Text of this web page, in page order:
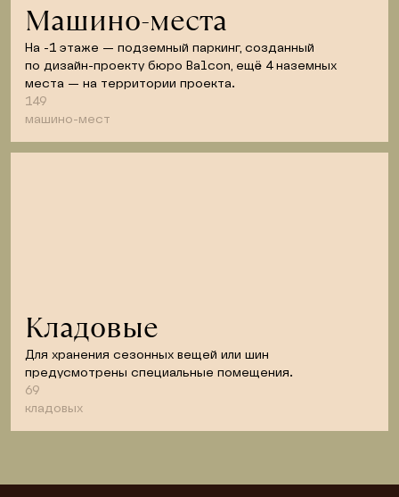
Машино-места
На -1 этаже — подземный паркинг, созданный
по дизайн-проекту бюро Balcon, ещё 4 наземных
места — на территории проекта.
149
машино-мест
Кладовые
Для хранения сезонных вещей или шин
предусмотрены специальные помещения.
69
кладовых